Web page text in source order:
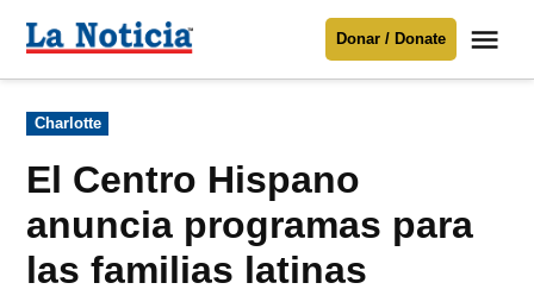
Para mantenerte informado necesitamos
Donar
contenido
Noticia
Donar / Donate
Publicado
en
Charlotte
El Centro Hispano
anuncia programas para
las familias latinas